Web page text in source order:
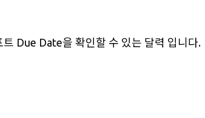
Due Date을 확인할 수 있는 달력 입니다.